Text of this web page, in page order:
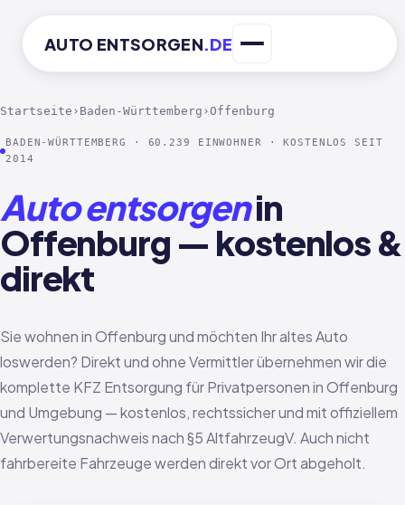
AUTO ENTSORGEN.DE
Startseite › Baden-Württemberg ›Offenburg
BADEN-WÜRTTEMBERG · 60.239 EINWOHNER · KOSTENLOS SEIT
2014
Auto entsorgenin
Offenburg — kostenlos &
direkt
Sie wohnen in Offenburg und möchten Ihr altes Auto
loswerden? Direkt und ohne Vermittler übernehmen wir die
komplette KFZ Entsorgung für Privatpersonen in Offenburg
und Umgebung — kostenlos, rechtssicher und mit offiziellem
Verwertungsnachweis nach §5 AltfahrzeugV. Auch nicht
fahrbereite Fahrzeuge werden direkt vor Ort abgeholt.